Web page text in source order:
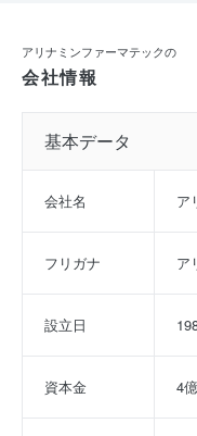
アリナミンファーマテックの
会社情報
基本データ
会社名 ア
フリガナ ア
設立日
資本金 4